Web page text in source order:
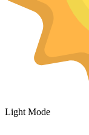
Light Mode